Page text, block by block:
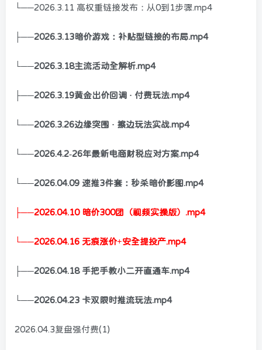
└──2026.3.11 高权重链接发布：从0到1步骤.mp4
├──2026.3.13暗价游戏：补贴型链接的布局.mp4
└──2026.3.18主流活动全解析.mp4
├──2026.3.19黄金出价回调 · 付费玩法.mp4
└──2026.3.26边缘突围 · 擦边玩法实战.mp4
└──2026.4.2-26年最新电商财税应对方案.mp4
└──2026.04.09 速推3件套：秒杀暗价影图.mp4
├──2026.04.10 暗价300团（视频实操版）.mp4
└──2026.04.16 无痕涨价+安全提投产.mp4
├──2026.04.18 手把手教小二开直通车.mp4
└──2026.04.23 卡双限时推流玩法.mp4
2026.04.3复盘强付费(1)